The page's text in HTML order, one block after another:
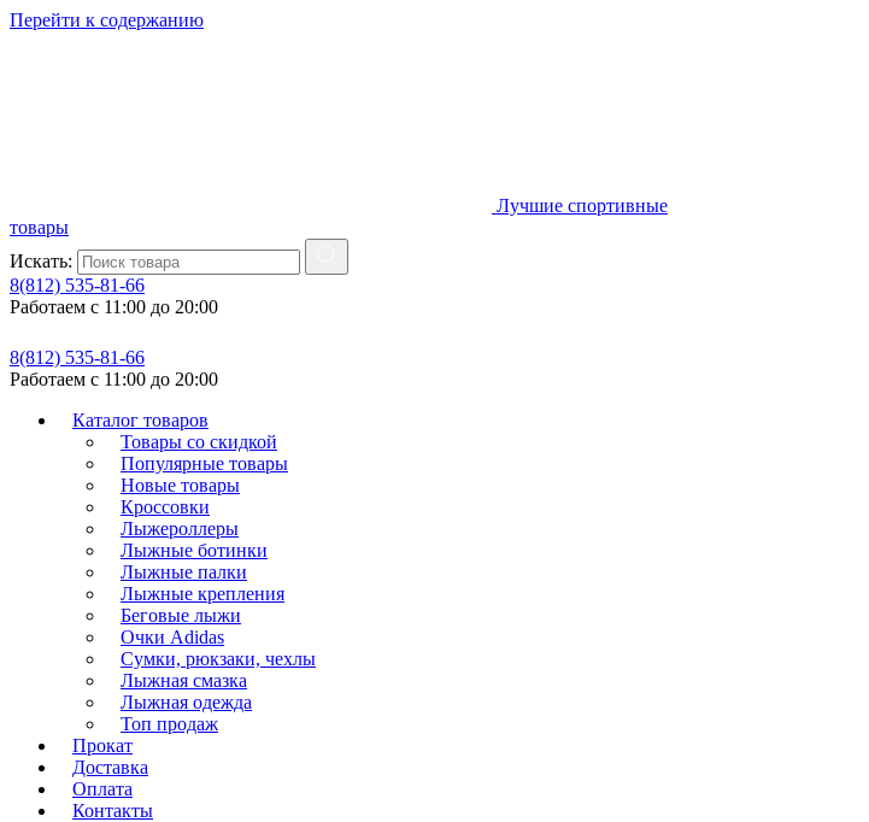
Перейти к содержанию
Лучшие спортивные
товары
Искать:
8(812) 535-81-66
Работаем с 11:00 до 20:00
8(812) 535-81-66
Работаем с 11:00 до 20:00
Каталог товаров
Товары со скидкой
Популярные товары
Новые товары
Кроссовки
Лыжероллеры
Лыжные ботинки
Лыжные палки
Лыжные крепления
Беговые лыжи
Очки Adidas
Сумки, рюкзаки, чехлы
Лыжная смазка
Лыжная одежда
Топ продаж
Прокат
Доставка
Оплата
Контакты